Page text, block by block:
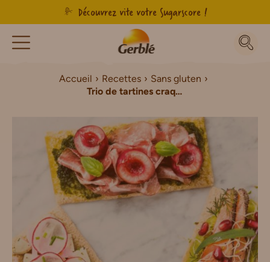
Découvrez vite votre Sugarscore !
Accueil Recettes
Sans gluten
Trio de tartines craquantes Sans Gluten